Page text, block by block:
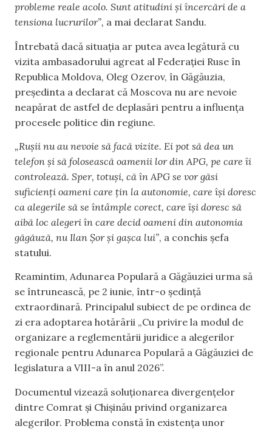
probleme reale acolo. Sunt atitudini și încercări de a
tensiona lucrurilor”, a mai declarat Sandu.
Întrebată dacă situația ar putea avea legătură cu
vizita ambasadorului agreat al Federației Ruse în
Republica Moldova, Oleg Ozerov, în Găgăuzia,
președinta a declarat că Moscova nu are nevoie
neapărat de astfel de deplasări pentru a influența
procesele politice din regiune.
„Rușii nu au nevoie să facă vizite. Ei pot să dea un
telefon și să folosească oamenii lor din APG, pe care îi
controlează. Sper, totuși, că în APG se vor găsi
suficienți oameni care țin la autonomie, care își doresc
ca alegerile să se întâmple corect, care își doresc să
aibă loc alegeri în care decid oameni din autonomia
găgăuză, nu Ilan Șor și gașca lui”, a conchis șefa
statului.
Reamintim, Adunarea Populară a Găgăuziei urma să
se întrunească, pe 2 iunie, într-o ședință
extraordinară. Principalul subiect de pe ordinea de
zi era adoptarea hotărârii „Cu privire la modul de
organizare a reglementării juridice a alegerilor
regionale pentru Adunarea Populară a Găgăuziei de
legislatura a VIII-a în anul 2026”.
Documentul vizează soluționarea divergențelor
dintre Comrat și Chișinău privind organizarea
alegerilor. Problema constă în existența unor